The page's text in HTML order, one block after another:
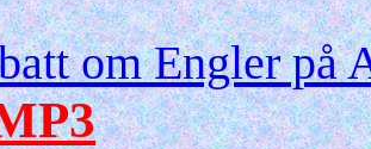
om Engler på